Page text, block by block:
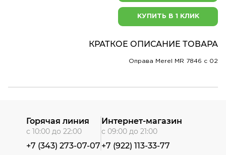
КУПИТЬ В 1 КЛИК
КРАТКОЕ ОПИСАНИЕ ТОВАРА
Оправа Merel MR 7846 с 02
Горячая линия
с 10:00 до 22:00
+7 (343) 273-07-07
Интернет-магазин
с 09:00 до 21:00
+7 (922) 113-33-77